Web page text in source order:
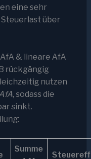
eine sehr
Steuerlast über
& lineare AfA
rückgängig
nutzen
, sodass die
sinkt.
Summe